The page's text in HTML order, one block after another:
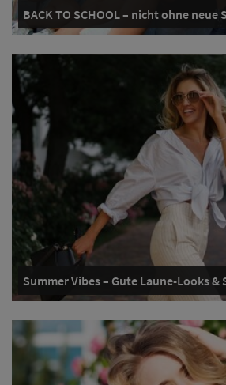
BACK TO SCHOOL – nicht ohne neue
Summer Vibes – Gute Laune-Looks &